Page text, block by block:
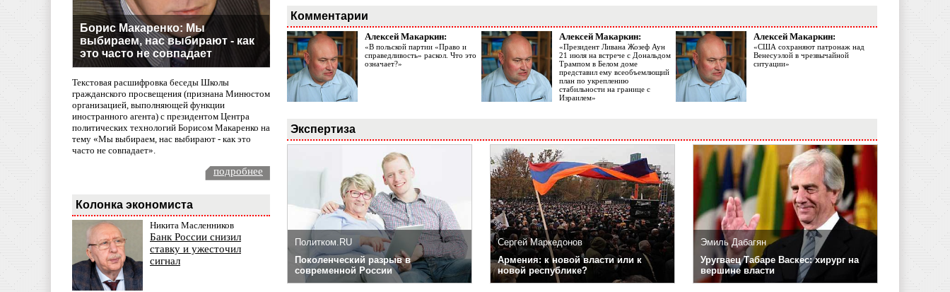
Борис Макаренко: Мы
выбираем, нас выбирают - как
это часто не совпадает
Текстовая расшифровка беседы Школы
гражданского просвещения (признана Минюстом
организацией, выполняющей функции
иностранного агента) с президентом Центра
политических технологий Борисом Макаренко на
тему «Мы выбираем, нас выбирают - как это
часто не совпадает».
подробнее
Колонка экономиста
Никита Масленников
Банк России снизил
ставку и ужесточил
сигнал
Комментарии
Алексей Макаркин:
«В польской партии «Право и
справедливость» раскол. Что это
означает?»
Алексей Макаркин:
«Президент Ливана Жозеф Аун
21 июля на встрече с Дональдом
Трампом в Белом доме
представил ему всеобъемлющий
план по укреплению
стабильности на границе с
Израилем»
Алексей Макаркин:
«США сохраняют патронаж над
Венесуэлой в чрезвычайной
ситуации»
Экспертиза
Политком.RU
Поколенческий разрыв в
современной России
Сергей Маркедонов
Армения: к новой власти или к
новой республике?
Эмиль Дабагян
Уругваец Табаре Васкес: хирург на
вершине власти